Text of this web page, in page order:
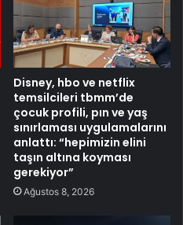
Disney, hbo ve netflix
temsilcileri tbmm’de
çocuk profili, pın ve yaş
sınırlaması uygulamalarını
anlattı: “hepimizin elini
taşın altına koyması
gerekiyor”
Ağustos 8, 2026